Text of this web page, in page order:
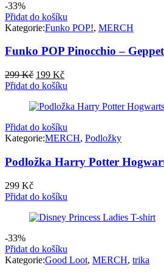
-33%
Přidat do košíku
Kategorie:Funko POP!, MERCH
Funko POP Pinocchio –
299Kč Původní
cena
299 Kč.
199 KčAktuální
cena
199 Kč.
Přidat do košíku
Přidat do košíku
Kategorie:MERCH, Podložky
Podložka Harry Potter
299 Kč
Přidat do košíku
-33%
Přidat do košíku
Kategorie:Good Loot, MERCH, trika